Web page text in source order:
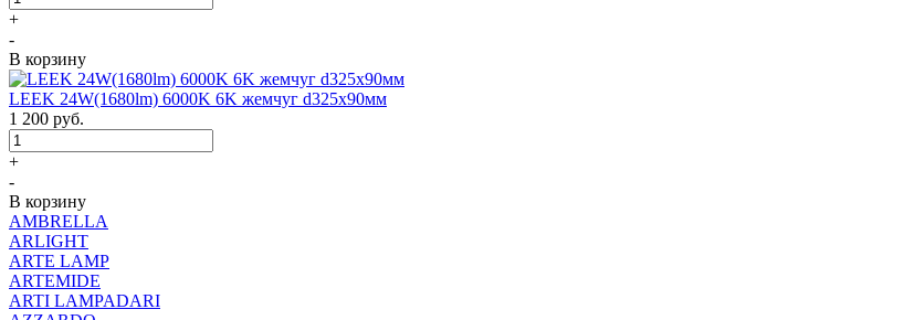
+
-
В корзину
LEEK 24W(1680lm) 6000K 6K жемчуг d325x90мм
1 200 руб.
+
-
В корзину
AMBRELLA
ARLIGHT
ARTE LAMP
ARTEMIDE
ARTI LAMPADARI